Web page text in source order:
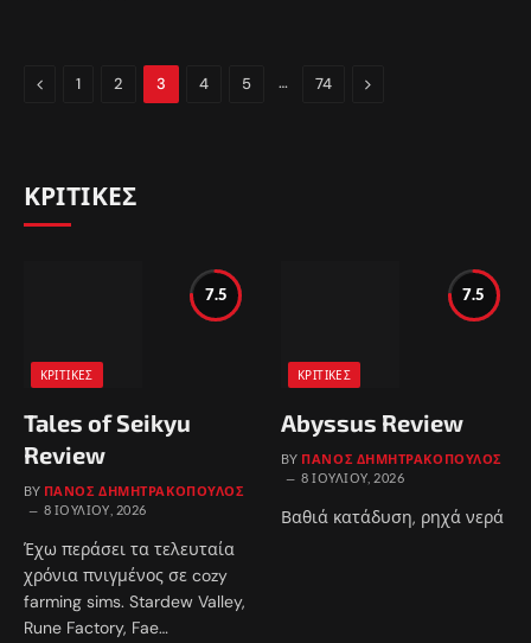
Previous
1 2 3 4 5 … 74 Next
ΚΡΙΤΙΚΕΣ
7.5
ΚΡΙΤΙΚΈΣ
Tales of Seikyu
Review
BY ΠΆΝΟΣ ΔΗΜΗΤΡΑΚΌΠΟΥΛΟΣ
8 ΙΟΥΛΊΟΥ, 2026
Έχω περάσει τα τελευταία
χρόνια πνιγμένος σε cozy
farming sims. Stardew Valley,
Rune Factory, Fae…
7.5
ΚΡΙΤΙΚΈΣ
Abyssus Review
BY ΠΆΝΟΣ ΔΗΜΗΤΡΑΚΌΠΟΥΛΟΣ
8 ΙΟΥΛΊΟΥ, 2026
Βαθιά κατάδυση, ρηχά νερά